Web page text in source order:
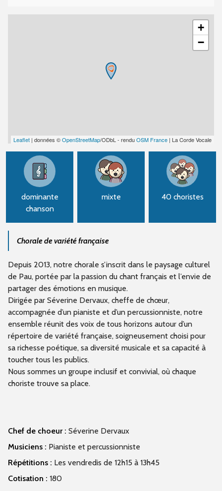
+
−
Leaflet | données ©OpenStreetMap/ODbL - renduOSM France | La Corde Vocale
dominante
chanson
mixte 40 choristes
Chorale de variété française
Depuis 2013, notre chorale s’inscrit dans le paysage culturel
de Pau, portée par la passion du chant français et l’envie de
partager des émotions en musique.
Dirigée par Séverine Dervaux, cheffe de chœur,
accompagnée d’un pianiste et d’un percussionniste, notre
ensemble réunit des voix de tous horizons autour d’un
répertoire de variété française, soigneusement choisi pour
sa richesse poétique, sa diversité musicale et sa capacité à
toucher tous les publics.
Nous sommes un groupe inclusif et convivial, où chaque
choriste trouve sa place.
Chef de choeur : Séverine Dervaux
Musiciens : Pianiste et percussionniste
Répétitions : Les vendredis de 12h15 à 13h45
Cotisation : 180